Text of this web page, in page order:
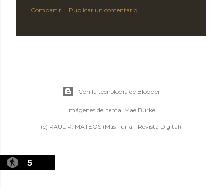
Compartir Publicar un comentario
Con la tecnología de Blogger
Imágenes del tema: Mae Burke
(c) RAUL R. MATEOS (Mas Turia - Revista Digital)
5